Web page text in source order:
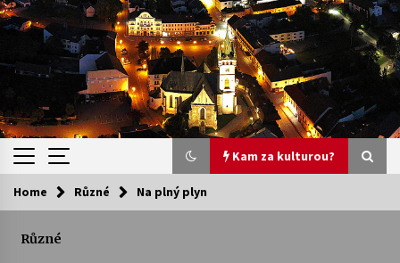
Kam za kulturou?
Kam za kulturou?
Home Různé Na plný plyn
Různé